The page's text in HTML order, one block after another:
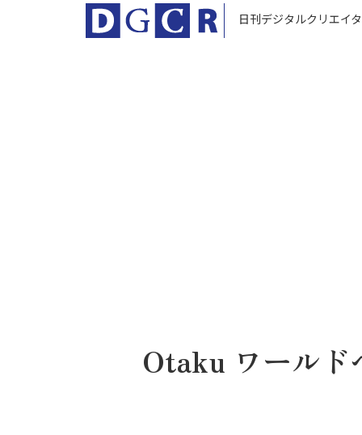
日刊デジタルクリエイ
Otaku ワールド